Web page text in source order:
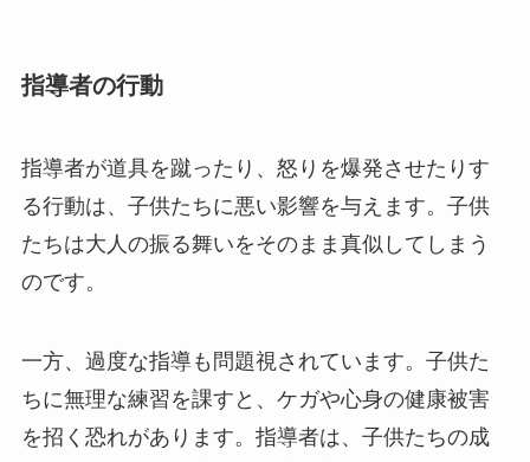
指導者の行動
指導者が道具を蹴ったり、怒りを爆発させたりす
る行動は、子供たちに悪い影響を与えます。子供
たちは大人の振る舞いをそのまま真似してしまう
のです。
一方、過度な指導も問題視されています。子供た
ちに無理な練習を課すと、ケガや心身の健康被害
を招く恐れがあります。指導者は、子供たちの成